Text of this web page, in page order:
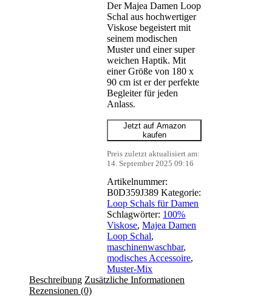
Der Majea Damen Loop
Schal aus hochwertiger
Viskose begeistert mit
seinem modischen
Muster und einer super
weichen Haptik. Mit
einer Größe von 180 x
90 cm ist er der perfekte
Begleiter für jeden
Anlass.
Jetzt auf Amazon
kaufen
Preis zuletzt aktualisiert am:
14. September 2025 09:16
Artikelnummer:
B0D359J389 Kategorie:
Loop Schals für Damen
Schlagwörter: 100%
Viskose,Majea Damen
Loop Schal,
maschinenwaschbar,
modisches Accessoire,
Muster-Mix
Beschreibung Zusätzliche Informationen
Rezensionen (0)